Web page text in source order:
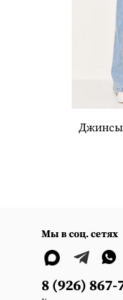
Джинсы
Мы в соц. сетях
8 (926) 867-